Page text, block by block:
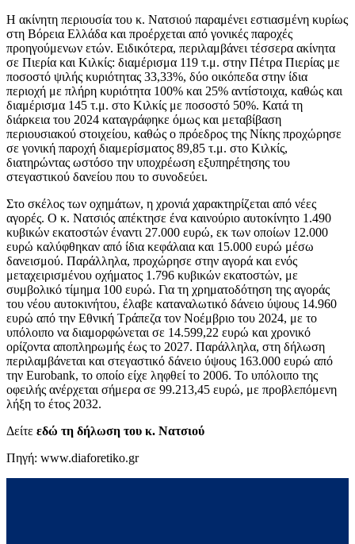
Η ακίνητη περιουσία του κ. Νατσιού παραμένει εστιασμένη κυρίως
στη Βόρεια Ελλάδα και προέρχεται από γονικές παροχές
προηγούμενων ετών. Ειδικότερα, περιλαμβάνει τέσσερα ακίνητα
σε Πιερία και Κιλκίς: διαμέρισμα 119 τ.μ. στην Πέτρα Πιερίας με
ποσοστό ψιλής κυριότητας 33,33%, δύο οικόπεδα στην ίδια
περιοχή με πλήρη κυριότητα 100% και 25% αντίστοιχα, καθώς και
διαμέρισμα 145 τ.μ. στο Κιλκίς με ποσοστό 50%. Κατά τη
διάρκεια του 2024 καταγράφηκε όμως και μεταβίβαση
περιουσιακού στοιχείου, καθώς ο πρόεδρος της Νίκης προχώρησε
σε γονική παροχή διαμερίσματος 89,85 τ.μ. στο Κιλκίς,
διατηρώντας ωστόσο την υποχρέωση εξυπηρέτησης του
στεγαστικού δανείου που το συνοδεύει.
Στο σκέλος των οχημάτων, η χρονιά χαρακτηρίζεται από νέες
αγορές. Ο κ. Νατσιός απέκτησε ένα καινούριο αυτοκίνητο 1.490
κυβικών εκατοστών έναντι 27.000 ευρώ, εκ των οποίων 12.000
ευρώ καλύφθηκαν από ίδια κεφάλαια και 15.000 ευρώ μέσω
δανεισμού. Παράλληλα, προχώρησε στην αγορά και ενός
μεταχειρισμένου οχήματος 1.796 κυβικών εκατοστών, με
συμβολικό τίμημα 100 ευρώ. Για τη χρηματοδότηση της αγοράς
του νέου αυτοκινήτου, έλαβε καταναλωτικό δάνειο ύψους 14.960
ευρώ από την Εθνική Τράπεζα τον Νοέμβριο του 2024, με το
υπόλοιπο να διαμορφώνεται σε 14.599,22 ευρώ και χρονικό
ορίζοντα αποπληρωμής έως το 2027. Παράλληλα, στη δήλωση
περιλαμβάνεται και στεγαστικό δάνειο ύψους 163.000 ευρώ από
την Eurobank, το οποίο είχε ληφθεί το 2006. Το υπόλοιπο της
οφειλής ανέρχεται σήμερα σε 99.213,45 ευρώ, με προβλεπόμενη
λήξη το έτος 2032.
Δείτε εδώ τη δήλωση του κ. Νατσιού
Πηγή: www.diaforetiko.gr